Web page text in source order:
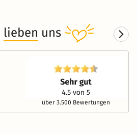
lieben uns
über 3.500 Bewertungen